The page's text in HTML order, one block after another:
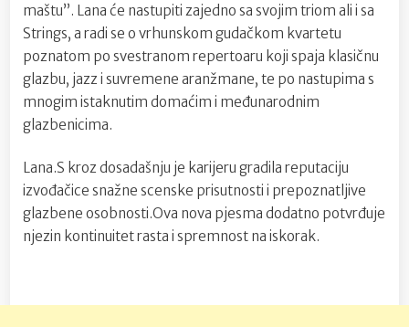
maštu”. Lana će nastupiti zajedno sa svojim triom ali i sa
Strings, a radi se o vrhunskom gudačkom kvartetu
poznatom po svestranom repertoaru koji spaja klasičnu
glazbu, jazz i suvremene aranžmane, te po nastupima s
mnogim istaknutim domaćim i međunarodnim
glazbenicima.
Lana.S kroz dosadašnju je karijeru gradila reputaciju
izvođačice snažne scenske prisutnosti i prepoznatljive
glazbene osobnosti.Ova nova pjesma dodatno potvrđuje
njezin kontinuitet rasta i spremnost na iskorak.